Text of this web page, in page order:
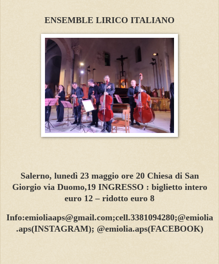
ENSEMBLE LIRICO ITALIANO
Salerno, lunedì 23 maggio ore 20 Chiesa di San
Giorgio via Duomo,19 INGRESSO : biglietto intero
euro 12 – ridotto euro 8
Info:emioliaaps@gmail.com;cell.3381094280;@emiolia
.aps(INSTAGRAM); @emiolia.aps(FACEBOOK)